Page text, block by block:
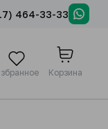
464-33-33
Корзина